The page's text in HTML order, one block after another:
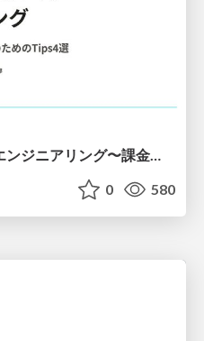
『コードを書く以外の』エンジニアリング〜課金基盤移行プロジェクト推進のためのTips4選
0 580